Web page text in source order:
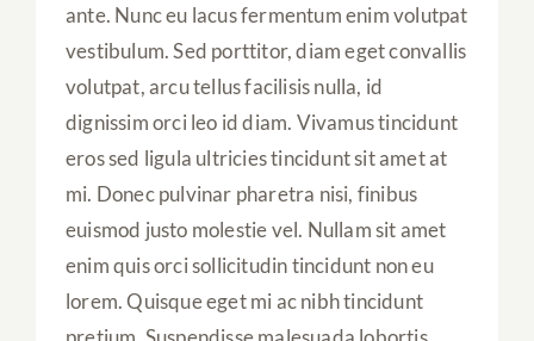
ante. Nunc eu lacus fermentum enim volutpat
vestibulum. Sed porttitor, diam eget convallis
volutpat, arcu tellus facilisis nulla, id
dignissim orci leo id diam. Vivamus tincidunt
eros sed ligula ultricies tincidunt sit amet at
mi. Donec pulvinar pharetra nisi, finibus
euismod justo molestie vel. Nullam sit amet
enim quis orci sollicitudin tincidunt non eu
lorem. Quisque eget mi ac nibh tincidunt